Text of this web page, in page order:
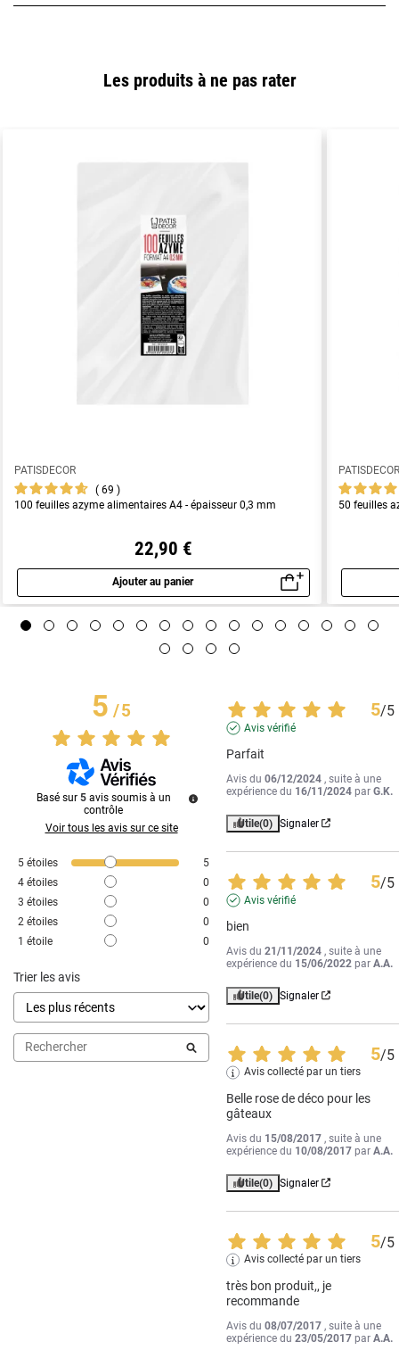
Les produits à ne pas rater
PATISDECOR
69
100 feuilles azyme alimentaires A4 - épaisseur 0,3 mm
22,90 €
Ajouter au panier
Aperçu rapide
50 feuilles
5/5
Basé sur 5 avis soumis à un
contrôle
Voir tous les avis sur ce site
5 étoiles
5
4 étoiles
0
3 étoiles
0
2 étoiles
0
1 étoile 0
Trier les avis
5/5
Avis vérifié
Parfait
Avis du06/12/2024 , suite à une
expérience du 16/11/2024 parG.K.
Utile(0) Signaler
5/5
Avis vérifié
bien
Avis du21/11/2024 , suite à une
expérience du 15/06/2022 parA.A.
Utile(0) Signaler
5/5
Avis collecté par un tiers
Belle rose de déco pour les
gâteaux
Avis du 15/08/2017 , suite à une
expérience du 10/08/2017 parA.A.
Utile(0) Signaler
5/5
Avis collecté par un tiers
très bon produit,, je
recommande
Avis du08/07/2017 , suite à une
expérience du23/05/2017 parA.A.